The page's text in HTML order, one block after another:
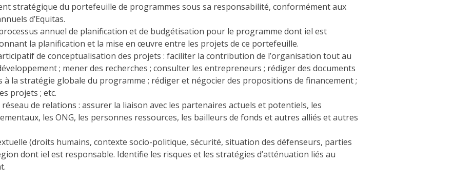
stratégique du portefeuille de programmes sous sa responsabilité, conformément aux
d’Equitas.
annuel de planification et de budgétisation pour le programme dont iel est
la planification et la mise en œuvre entre les projets de ce portefeuille.
de conceptualisation des projets : faciliter la contribution de l’organisation tout au
; mener des recherches ; consulter les entrepreneurs ; rédiger des documents
à la stratégie globale du programme ; rédiger et négocier des propositions de financement ;
projets ; etc.
de relations : assurer la liaison avec les partenaires actuels et potentiels, les
les ONG, les personnes ressources, les bailleurs de fonds et autres alliés et autres
(droits humains, contexte socio-politique, sécurité, situation des défenseurs, parties
dont iel est responsable. Identifie les risques et les stratégies d’atténuation liés au